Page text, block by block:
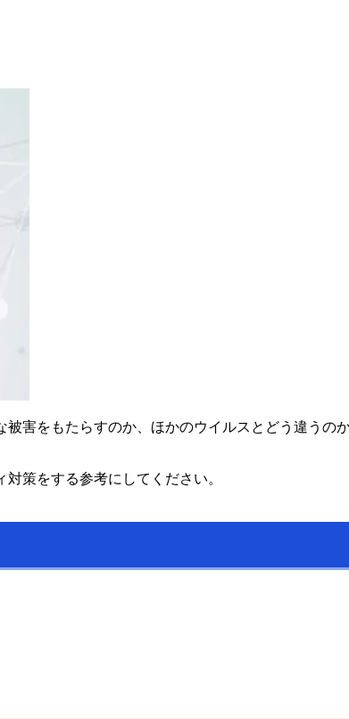
害をもたらすのか、ほかのウイルスとどう違うの
策をする参考にしてください。